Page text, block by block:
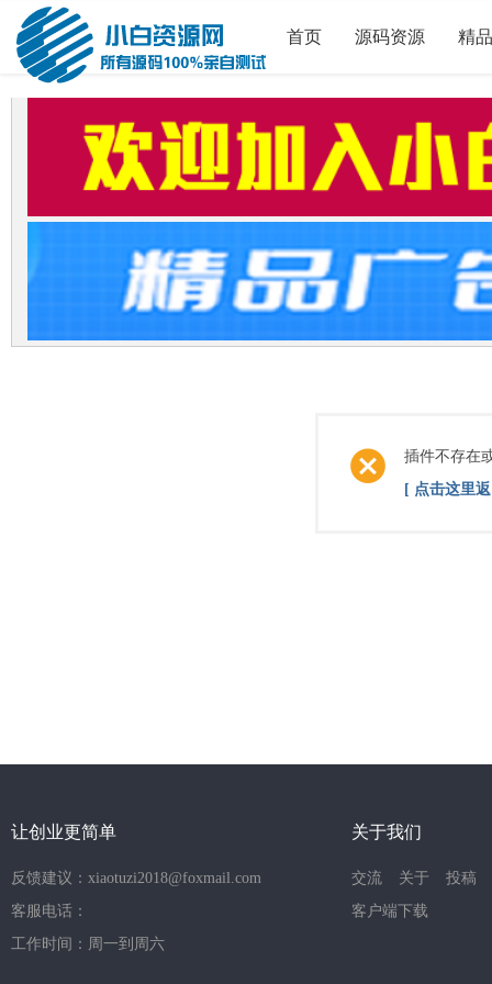
首页 源码资源 精
插件不存在
[ 点击这里
让创业更简单
反馈建议：xiaotuzi2018@foxmail.com
客服电话：
工作时间：周一到周六
关于我们
交流 关于
投稿
客户端下载